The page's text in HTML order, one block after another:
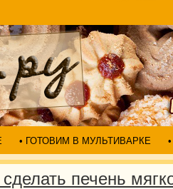
• ГОТОВИМ В МУЛЬТИВАРКЕ
печень